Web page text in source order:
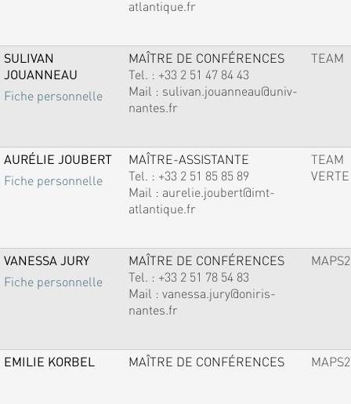
atlantique.fr
SULIVAN
JOUANNEAU
Fiche personnelle
MAÎTRE DE CONFÉRENCES
Tel. : +33 2 51 47 84 43
Mail : sulivan.jouanneau@univ-
nantes.fr
TEAM
AURÉLIE JOUBERT
Fiche personnelle
MAÎTRE-ASSISTANTE
Tel. : +33 2 51 85 85 89
Mail : aurelie.joubert@imt-
atlantique.fr
TEAM
VERTE
VANESSA JURY
Fiche personnelle
MAÎTRE DE CONFÉRENCES
Tel. : +33 2 51 78 54 83
Mail : vanessa.jury@oniris-
nantes.fr
MAPS2
EMILIE KORBEL MAÎTRE DE CONFÉRENCES MAPS2